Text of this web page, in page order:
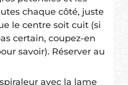
chaque côté, juste
le centre soit cuit (si
certain, coupez-en
savoir). Réserver au
avec la lame